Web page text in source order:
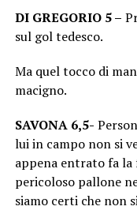
DI GREGORIO 5 –
sul gol tedesco.
Ma quel tocco di
macigno.
SAVONA 6,5-
lui in campo non si
appena entrato fa
pericoloso pallone
siamo certi che non